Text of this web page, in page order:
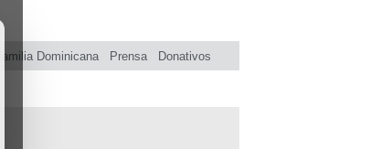
Familia Dominicana Prensa Donativos